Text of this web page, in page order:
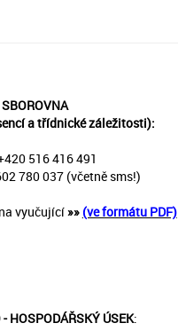
SBOROVNA
a třídnické záležitosti):
516 416 491
780 037 (včetně sms!)
vyučující»» (ve formátu PDF)
HOSPODÁŘSKÝ ÚSEK: